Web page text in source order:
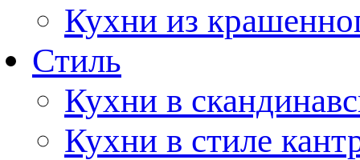
Кухни из
Стиль
Кухни в
Кухни в стиле